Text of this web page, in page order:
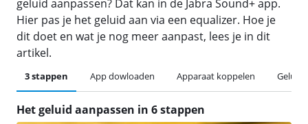
geluid aanpassen? Dat kan in de Jabra Sound+ app.
Hier pas je het geluid aan via een equalizer. Hoe je
dit doet en wat je nog meer aanpast, lees je in dit
artikel.
3 stappen App dowloaden Apparaat koppelen Geluid
Het geluid aanpassen in 6 stappen